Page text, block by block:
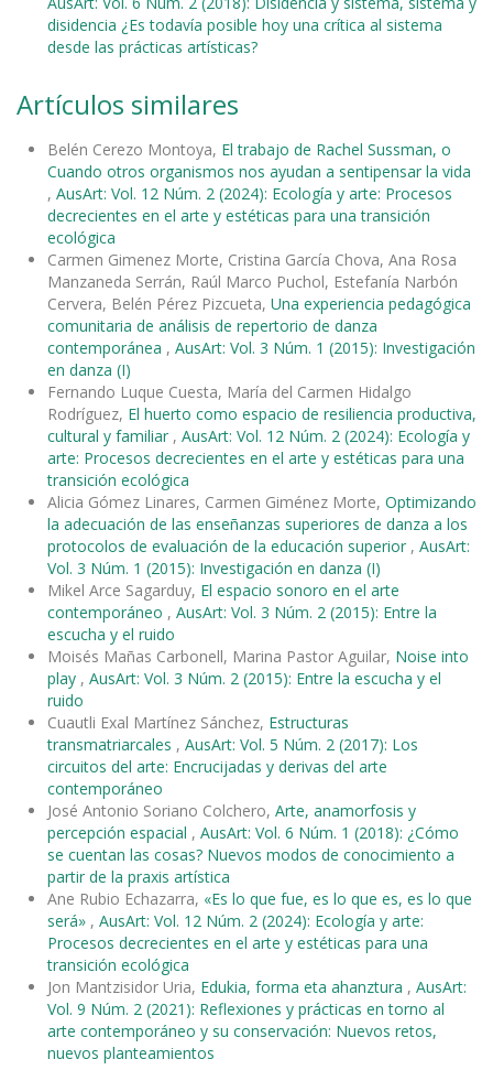
disidencia ¿Es todavía posible hoy una crítica al sistema
desde las prácticas artísticas?
Artículos similares
Belén Cerezo Montoya, El trabajo de Rachel Sussman, o
Cuando otros organismos nos ayudan a sentipensar la vida
, AusArt: Vol. 12 Núm. 2 (2024): Ecología y arte: Procesos
decrecientes en el arte y estéticas para una transición
ecológica
Carmen Gimenez Morte, Cristina García Chova, Ana Rosa
Manzaneda Serrán, Raúl Marco Puchol, Estefanía Narbón
Cervera, Belén Pérez Pizcueta, Una experiencia pedagógica
comunitaria de análisis de repertorio de danza
contemporánea , AusArt: Vol. 3 Núm. 1 (2015): Investigación
en danza (I)
Fernando Luque Cuesta, María del Carmen Hidalgo
Rodríguez, El huerto como espacio de resiliencia productiva,
cultural y familiar , AusArt: Vol. 12 Núm. 2 (2024): Ecología y
arte: Procesos decrecientes en el arte y estéticas para una
transición ecológica
Alicia Gómez Linares, Carmen Giménez Morte, Optimizando
la adecuación de las enseñanzas superiores de danza a los
protocolos de evaluación de la educación superior , AusArt:
Vol. 3 Núm. 1 (2015): Investigación en danza (I)
Mikel Arce Sagarduy, El espacio sonoro en el arte
contemporáneo , AusArt: Vol. 3 Núm. 2 (2015): Entre la
escucha y el ruido
Moisés Mañas Carbonell, Marina Pastor Aguilar, Noise into
play , AusArt: Vol. 3 Núm. 2 (2015): Entre la escucha y el
ruido
Cuautli Exal Martínez Sánchez, Estructuras
transmatriarcales , AusArt: Vol. 5 Núm. 2 (2017): Los
circuitos del arte: Encrucijadas y derivas del arte
contemporáneo
José Antonio Soriano Colchero, Arte, anamorfosis y
percepción espacial , AusArt: Vol. 6 Núm. 1 (2018): ¿Cómo
se cuentan las cosas? Nuevos modos de conocimiento a
partir de la praxis artística
Ane Rubio Echazarra, «Es lo que fue, es lo que es, es lo que
será» , AusArt: Vol. 12 Núm. 2 (2024): Ecología y arte:
Procesos decrecientes en el arte y estéticas para una
transición ecológica
Jon Mantzisidor Uria, Edukia, forma eta ahanztura , AusArt:
Vol. 9 Núm. 2 (2021): Reflexiones y prácticas en torno al
arte contemporáneo y su conservación: Nuevos retos,
nuevos planteamientos